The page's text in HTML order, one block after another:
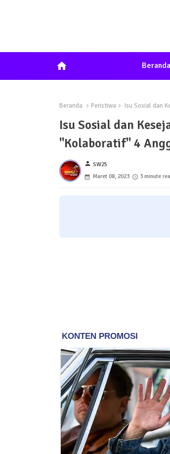
home Beranda
Beranda Peristiwa Isu Sosial dan
Isu Sosial dan
"Kolaboratif" 4
person SW25
Maret 08, 2023
3 minute